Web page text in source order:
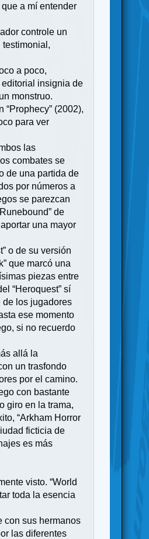
a mí entender
controle un
testimonial,
a poco,
insignia de
monstruo.
(2002),
para ver
las
combates se
de una partida de
por números a
se parezcan
de
una mayor
o de su versión
que marcó una
piezas entre
“Heroquest” sí
de los jugadores
ese momento
si no recuerdo
allá la
un trasfondo
por el camino.
con bastante
giro en la trama,
“Arkham Horror
ficticia de
es más
visto. “World
toda la esencia
con sus hermanos
las diferentes